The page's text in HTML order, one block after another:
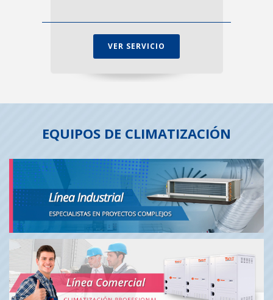
VER SERVICIO
EQUIPOS DE CLIMATIZACIÓN